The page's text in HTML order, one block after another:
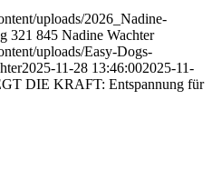
uploads/2026_Nadine-
321 845 Nadine Wachter
uploads/Easy-Dogs-
2025-11-28 13:46:002025-11-
DIE KRAFT: Entspannung für